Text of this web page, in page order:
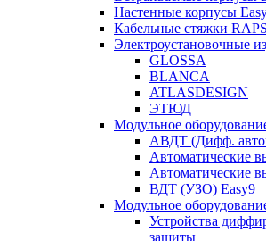
Настенные корпусы
Кабельные стяжки
Электроустановочные
GLOSSA
BLANCA
ATLASDESIGN
ЭТЮД
Модульное
АВДТ (Дифф.
Автоматические
Автоматические
ВДТ (УЗО) Easy9
Модульное
Устройства
защиты